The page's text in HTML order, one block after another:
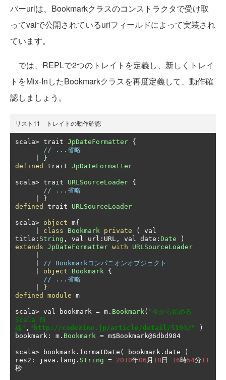
バーurlは、Bookmarkクラスのコンストラクタで受け取
ってvalで公開されているurlフィールドによって実装され
ています。
では、REPLで2つのトレイトを定義し、新しくトレイ
トをMix-InしたBookmarkクラスを再度定義して、動作確
認しましょう。
リスト11 トレイトの動作確認
scala> trait JpDateFormatter {
// ...省略
}
defined
trait JpDateFormatter
scala> trait URLSourceLoader {
// ...省略
}
defined
trait URLSourceLoader
scala> object m{
class Bookmark private (
val
title : String , val url : URL , val date : Date
)
extends JpDateFormatter with
URLSourceLoader
// Bookmarkコンパニオンオブジェクト
object Bookmark {
// ...省略
}
defined
module m
scala> val bookmark = m . Bookmark( "今から始める
Scala 前
編" , " http://codezine.jp/article/detail/5193/"
)
bookmark : m . Bookmark = m$Bookmark@6dbd984
scala> bookmark . formatDate ( bookmark . date
)
res2 : java . lang . String = 2010年06 月 18 日 16時54分11
秒